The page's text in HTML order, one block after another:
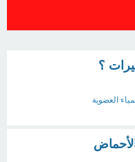
؟
العضوية